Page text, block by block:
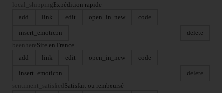
local_shipping Expédition rapide
add
link edit open_in_new code
insert_emoticon
delete
beenhereSite en France
add
link edit open_in_new code
insert_emoticon
delete
sentiment_satisfied Satisfait ou remboursé